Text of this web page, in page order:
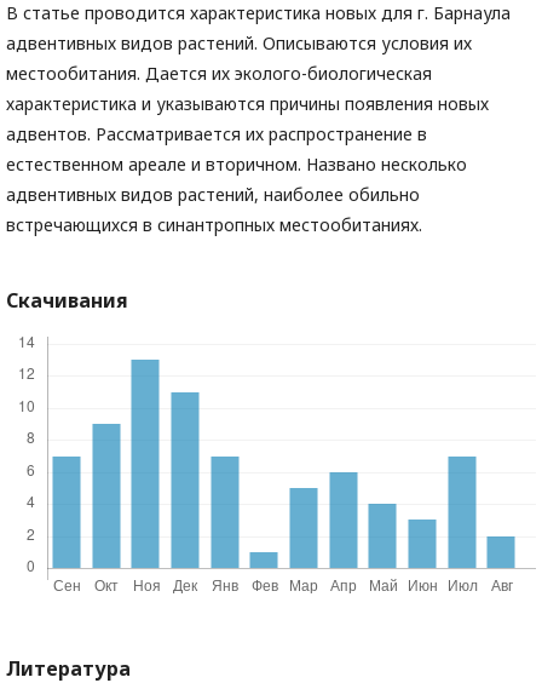
В статье проводится характеристика новых для г. Барнаула
адвентивных видов растений. Описываются условия их
местообитания. Дается их эколого-биологическая
характеристика и указываются причины появления новых
адвентов. Рассматривается их распространение в
естественном ареале и вторичном. Названо несколько
адвентивных видов растений, наиболее обильно
встречающихся в синантропных местообитаниях.
Скачивания
Литература